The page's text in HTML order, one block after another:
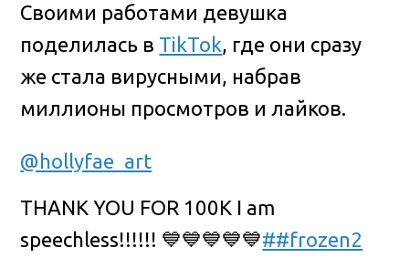
Своими работами девушка
поделилась в TikTok, где они сразу
же стала вирусными, набрав
миллионы просмотров и лайков.
@hollyfae_art
THANK YOU FOR 100K I am
speechless!!!!!! 💙💙💙💙💙##frozen2